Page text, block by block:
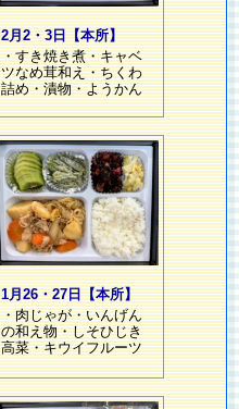
2月2・3日【本所】
・すき焼き煮・キャベ
ツなめ茸和え・ちくわ
詰め・漬物・ようかん
1月26・27日【本所】
・肉じゃが・いんげん
の和え物・しそひじき
高菜・キウイフルーツ